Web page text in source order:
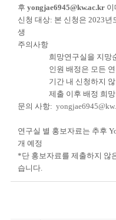
후 yongjae6945@kw.ac.kr
신청 대상: 본 신청은 2023년
생
주의사항
희망연구실을 지망
인원 배정은 모든
기간 내 신청하지
제출 이후 배정 희
문의 사항:
연구실 별 홍보자료는 추후
개 예정
*단 홍보자료를 제출하지 않
습니다.